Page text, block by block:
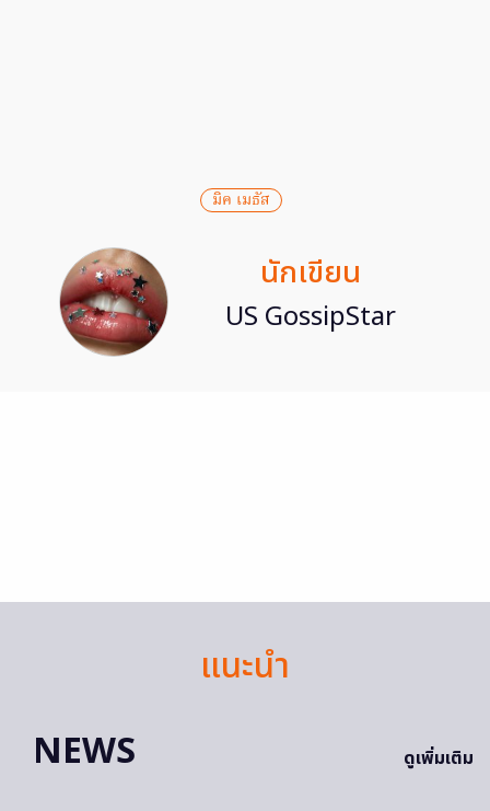
มิค เมธัส
นักเขียน
US GossipStar
แนะนำ
NEWS
ดูเพิ่มเติม